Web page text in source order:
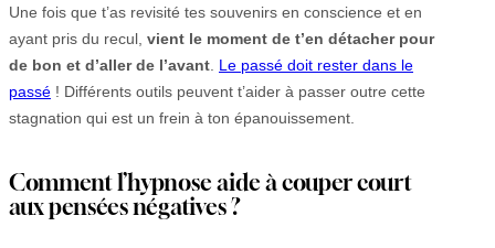
Une fois que t’as revisité tes souvenirs en conscience et en
ayant pris du recul, vient le moment de t’en détacher pour
de bon et d’aller de l’avant Le passé doit rester dans le
passé ! Différents outils peuvent t’aider à passer outre cette
stagnation qui est un frein à ton épanouissement.
Comment l’hypnose aide à couper court
aux pensées négatives ?